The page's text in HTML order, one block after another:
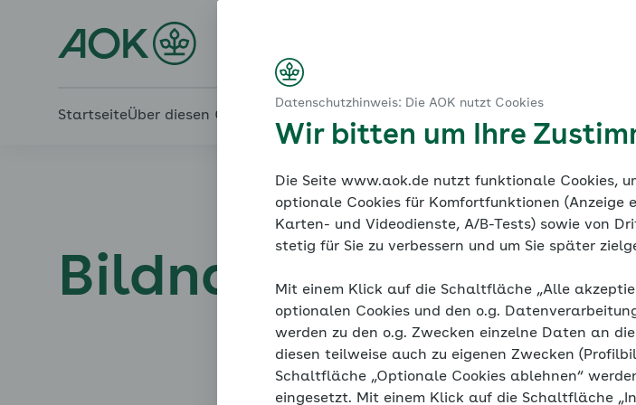
StartseiteÜber diesen Coach
Bildnachweis
Bildnachweis
Datenschutzhinweis: Die AOK nutzt Cookies
Wir bitten um Ihre
Die Seite www.aok.de nutzt funktionale Cookies,
optionale Cookies für Komfortfunktionen (Anzeige
Karten- und Videodienste, A/B-Tests) sowie von
stetig für Sie zu verbessern und um Sie später
Mit einem Klick auf die Schaltfläche „Alle
optionalen Cookies und den o.g.
werden zu den o.g. Zwecken einzelne Daten an
diesen teilweise auch zu eigenen Zwecken
Schaltfläche „Optionale Cookies ablehnen“
eingesetzt. Mit einem Klick auf die Schaltfläche